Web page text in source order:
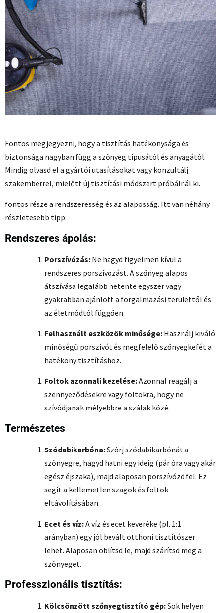
Fontos megjegyezni, hogy a tisztítás hatékonysága és
biztonsága nagyban függ a szőnyeg típusától és anyagától.
Mindig olvasd el a gyártói utasításokat vagy konzultálj
szakemberrel, mielőtt új tisztítási módszert próbálnál ki.
fontos része a rendszeresség és az alaposság. Itt van néhány
részletesebb tipp:
Rendszeres ápolás:
Porszívózás: Ne hagyd figyelmen kívül a
rendszeres porszívózást. A szőnyeg alapos
átszívása legalább hetente egyszer vagy
gyakrabban ajánlott a forgalmazási területtől és
az életmódtól függően.
Felhasznált eszközök minősége: Használj kiváló
minőségű porszívót és megfelelő szőnyegkefét a
hatékony tisztításhoz.
Foltok azonnali kezelése:Azonnal reagálj a
szennyeződésekre vagy foltokra, hogy ne
szívódjanak mélyebbre a szálak közé.
Természetes
Szódabikarbóna:Szórj szódabikarbónát a
szőnyegre, hagyd hatni egy ideig (pár óra vagy akár
egész éjszaka), majd alaposan porszívózd fel. Ez
segít a kellemetlen szagok és foltok
eltávolításában.
Ecet és víz:A víz és ecet keveréke (pl. 1:1
arányban) egy jól bevált otthoni tisztítószer
lehet. Alaposan öblítsd le, majd szárítsd meg a
szőnyeget.
Professzionális tisztítás:
Kölcsönzött szőnyegtisztító gép:Sok helyen